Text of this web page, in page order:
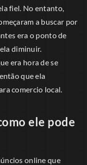
fiel. No entanto,
a buscar por
era o ponto de
diminuir.
era hora de se
que ela
comercio local.
ele pode
online que